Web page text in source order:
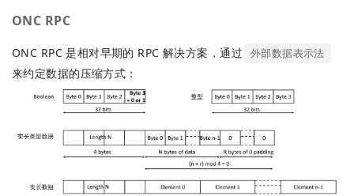
ONC RPC
ONC RPC 是相对早期的 RPC 解决方案，通过 外部数据表示法
来约定数据的压缩方式：